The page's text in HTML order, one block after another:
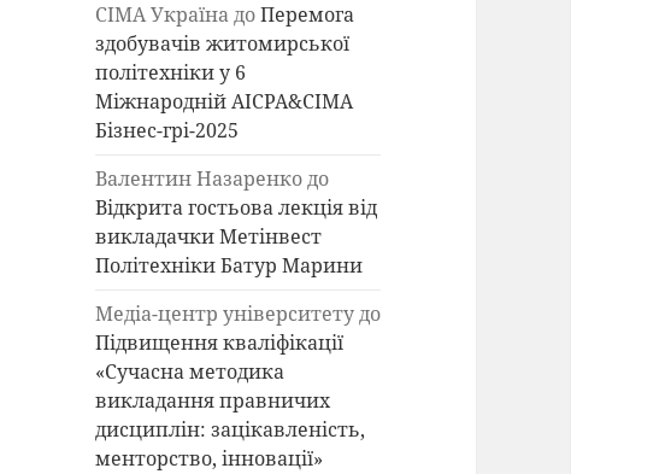
СІМА УкраїнадоПеремога
здобувачів житомирської
політехніки у 6
Міжнародній AICPA&СІМА
Бізнес-грі-2025
Валентин Назаренкодо
Відкрита гостьова лекція від
викладачки Метінвест
Політехніки Батур Марини
Медіа-центр університетудо
Підвищення кваліфікації
«Сучасна методика
викладання правничих
дисциплін: зацікавленість,
менторство, інновації»